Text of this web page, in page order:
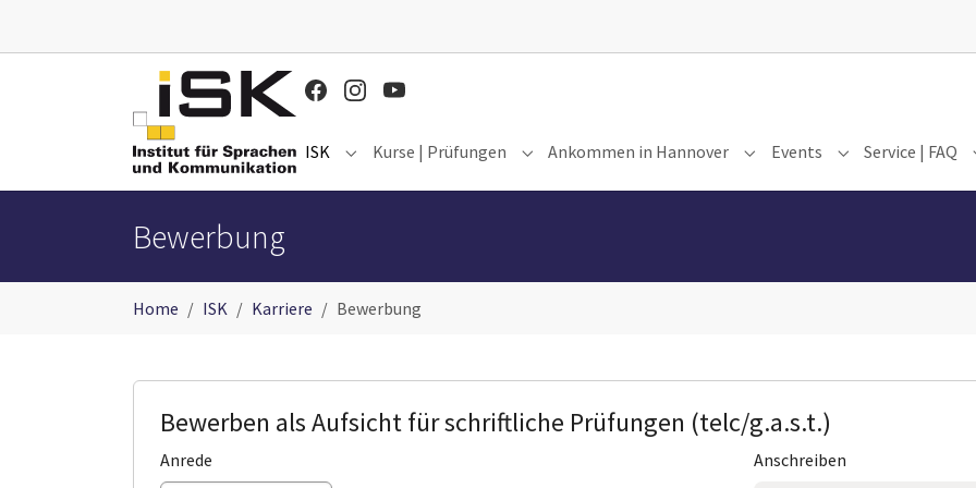
Zum Hauptinhalt springen
ISK Submenu for "ISK"
Kurse | Prüfungen Submenu for "Kurse | Prüfungen"
Ankommen in Hannover Submenu for "Ankommen in
Events Submenu for
Service | FAQ
Bewerbung
Home ISK Karriere Bewerbung
Bewerben als Aufsicht für schriftliche Prüfungen (telc/g.a.s.t.)
Anrede Anschreiben